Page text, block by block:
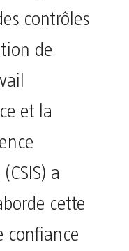
contrôles
de
et la
a
cette
confiance